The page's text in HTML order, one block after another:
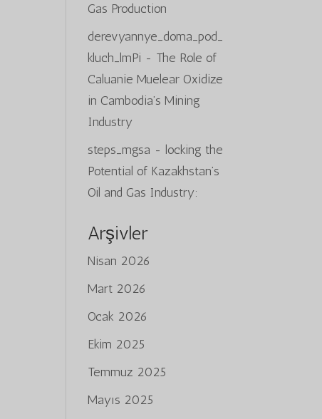
Gas Production
derevyannye_doma_pod_
kluch_lmPi - The Role of
Caluanie Muelear Oxidize
in Cambodia’s Mining
Industry
steps_mgsa - locking the
Potential of Kazakhstan’s
Oil and Gas Industry:
Arşivler
Nisan 2026
Mart 2026
Ocak 2026
Ekim 2025
Temmuz 2025
Mayıs 2025